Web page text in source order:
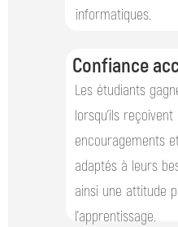
informatiques.
Increased
Confidence
которые хотят
самые
начать работать
Confiance
Les étudiants
lorsqu’ils reçoivent
encouragements
adaptés à leurs
ainsi une attitude
l’apprentissage.